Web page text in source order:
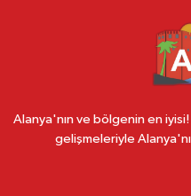
Alanya'nın ve bölgenin en
gelişmeleriyle